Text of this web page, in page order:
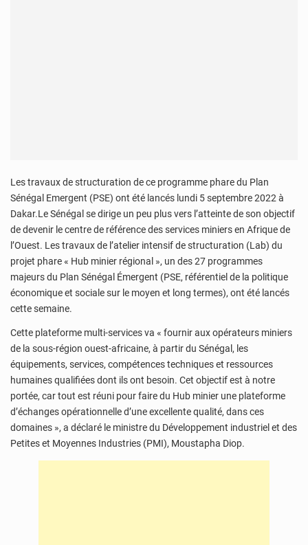
Les travaux de structuration de ce programme phare du Plan
Sénégal Emergent (PSE) ont été lancés lundi 5 septembre 2022 à
Dakar.Le Sénégal se dirige un peu plus vers l’atteinte de son objectif
de devenir le centre de référence des services miniers en Afrique de
l’Ouest. Les travaux de l’atelier intensif de structuration (Lab) du
projet phare « Hub minier régional », un des 27 programmes
majeurs du Plan Sénégal Émergent (PSE, référentiel de la politique
économique et sociale sur le moyen et long termes), ont été lancés
cette semaine.
Cette plateforme multi-services va « fournir aux opérateurs miniers
de la sous-région ouest-africaine, à partir du Sénégal, les
équipements, services, compétences techniques et ressources
humaines qualifiées dont ils ont besoin. Cet objectif est à notre
portée, car tout est réuni pour faire du Hub minier une plateforme
d’échanges opérationnelle d’une excellente qualité, dans ces
domaines », a déclaré le ministre du Développement industriel et des
Petites et Moyennes Industries (PMI), Moustapha Diop.